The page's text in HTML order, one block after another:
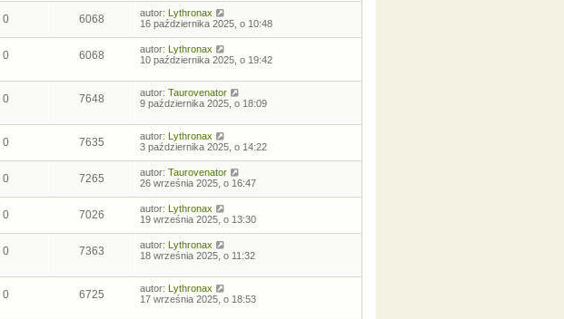
0 6068 autor: Lythronax
16 października 2025, o 10:48
0 6068 autor: Lythronax
10 października 2025, o 19:42
0 7648 autor: Taurovenator
9 października 2025, o 18:09
0 7635 autor: Lythronax
3 października 2025, o 14:22
0 7265 autor: Taurovenator
26 września 2025, o 16:47
0 7026 autor: Lythronax
19 września 2025, o 13:30
0 7363 autor: Lythronax
18 września 2025, o 11:32
0 6725 autor: Lythronax
17 września 2025, o 18:53